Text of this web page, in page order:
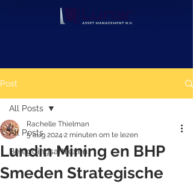
Post
All Posts
Beleggingsartikelen
All Posts
Lundin Mining en BHP
Smeden Strategische
Rachelle Thielman
5 aug 2024 2 minuten om te lezen